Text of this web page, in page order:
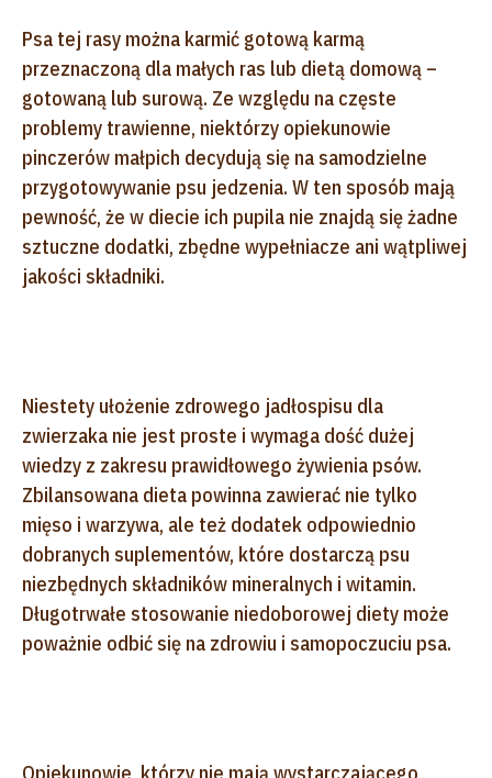
Psa tej rasy można karmić gotową karmą
przeznaczoną dla małych ras lub dietą domową –
gotowaną lub surową. Ze względu na częste
problemy trawienne, niektórzy opiekunowie
pinczerów małpich decydują się na samodzielne
przygotowywanie psu jedzenia. W ten sposób mają
pewność, że w diecie ich pupila nie znajdą się żadne
sztuczne dodatki, zbędne wypełniacze ani wątpliwej
jakości składniki.
Niestety ułożenie zdrowego jadłospisu dla
zwierzaka nie jest proste i wymaga dość dużej
wiedzy z zakresu prawidłowego żywienia psów.
Zbilansowana dieta powinna zawierać nie tylko
mięso i warzywa, ale też dodatek odpowiednio
dobranych suplementów, które dostarczą psu
niezbędnych składników mineralnych i witamin.
Długotrwałe stosowanie niedoborowej diety może
poważnie odbić się na zdrowiu i samopoczuciu psa.
Opiekunowie, którzy nie mają wystarczającego